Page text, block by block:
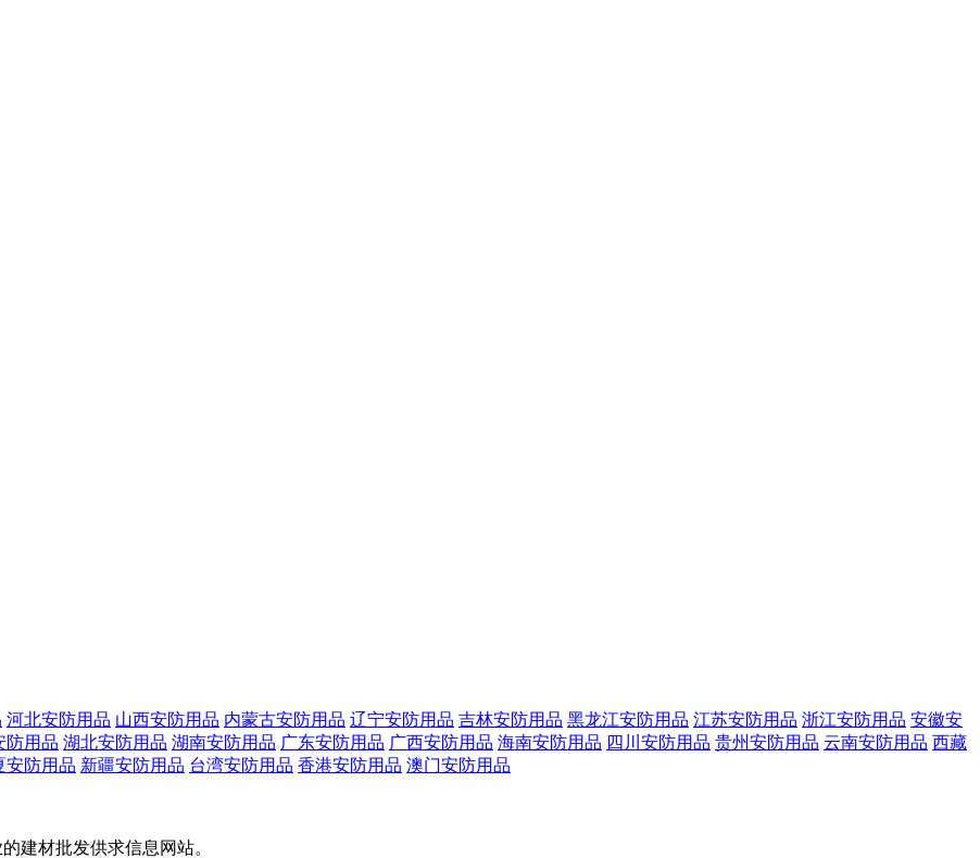
河北安防用品 山西安防用品 内蒙古安防用品 辽宁安防用品 吉林安防用品 黑龙江安防用品 江苏安防用品 浙江安防用品 安徽安
防用品 湖北安防用品 湖南安防用品 广东安防用品 广西安防用品 海南安防用品 四川安防用品 贵州安防用品 云南安防用品 西藏
安防用品 新疆安防用品 台湾安防用品 香港安防用品 澳门安防用品
建材批发供求信息网站。